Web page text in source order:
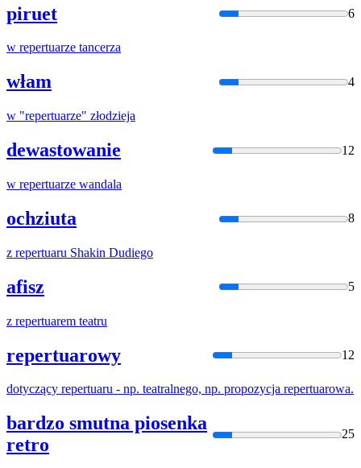
piruet 6
w repertuarze tancerza
włam 4
w "repertuarze" złodzieja
dewastowanie 12
w repertuarze wandala
ochziuta 8
z repertuaru Shakin Dudiego
afisz 5
z repertuarem teatru
repertuarowy 12
dotyczący repertuaru - np. teatralnego, np. propozycja repertuarowa.
bardzo smutna piosenka
retro
25